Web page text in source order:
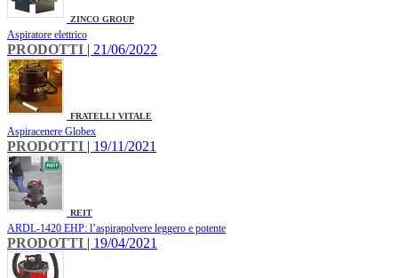
ZINCO GROUP
Aspiratore elettrico
PRODOTTI | 21/06/2022
FRATELLI VITALE
Aspiracenere Globex
PRODOTTI | 19/11/2021
REIT
ARDL-1420 EHP: l’aspirapolvere leggero e potente
PRODOTTI | 19/04/2021